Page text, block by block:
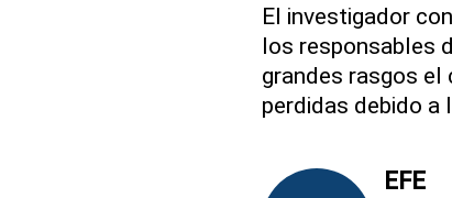
El investigador
los responsables
grandes rasgos
perdidas debido a
EFE